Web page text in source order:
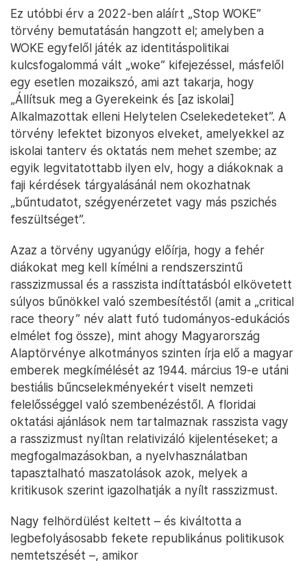
Ez utóbbi érv a 2022-ben aláírt „Stop WOKE”
törvény bemutatásán hangzott el; amelyben a
WOKE egyfelől játék az identitáspolitikai
kulcsfogalommá vált „woke” kifejezéssel, másfelől
egy esetlen mozaikszó, ami azt takarja, hogy
„Állítsuk meg a Gyerekeink és [az iskolai]
Alkalmazottak elleni Helytelen Cselekedeteket”. A
törvény lefektet bizonyos elveket, amelyekkel az
iskolai tanterv és oktatás nem mehet szembe; az
egyik legvitatottabb ilyen elv, hogy a diákoknak a
faji kérdések tárgyalásánál nem okozhatnak
„bűntudatot, szégyenérzetet vagy más pszichés
feszültséget”.
Azaz a törvény ugyanúgy előírja, hogy a fehér
diákokat meg kell kímélni a rendszerszintű
rasszizmussal és a rasszista indíttatásból elkövetett
súlyos bűnökkel való szembesítéstől (amit a „critical
race theory” név alatt futó tudományos-edukációs
elmélet fog össze), mint ahogy Magyarország
Alaptörvénye alkotmányos szinten írja elő a magyar
emberek megkímélését az 1944. március 19-e utáni
bestiális bűncselekményekért viselt nemzeti
felelősséggel való szembenézéstől. A floridai
oktatási ajánlások nem tartalmaznak rasszista vagy
a rasszizmust nyíltan relativizáló kijelentéseket; a
megfogalmazásokban, a nyelvhasználatban
tapasztalható maszatolások azok, melyek a
kritikusok szerint igazolhatják a nyílt rasszizmust.
Nagy felhördülést keltett – és kiváltotta a
legbefolyásosabb fekete republikánus politikusok
nemtetszését –, amikor